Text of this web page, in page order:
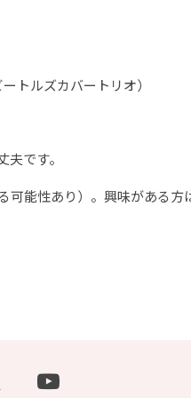
トルズカバートリオ）
です。
能性あり）。興味がある方